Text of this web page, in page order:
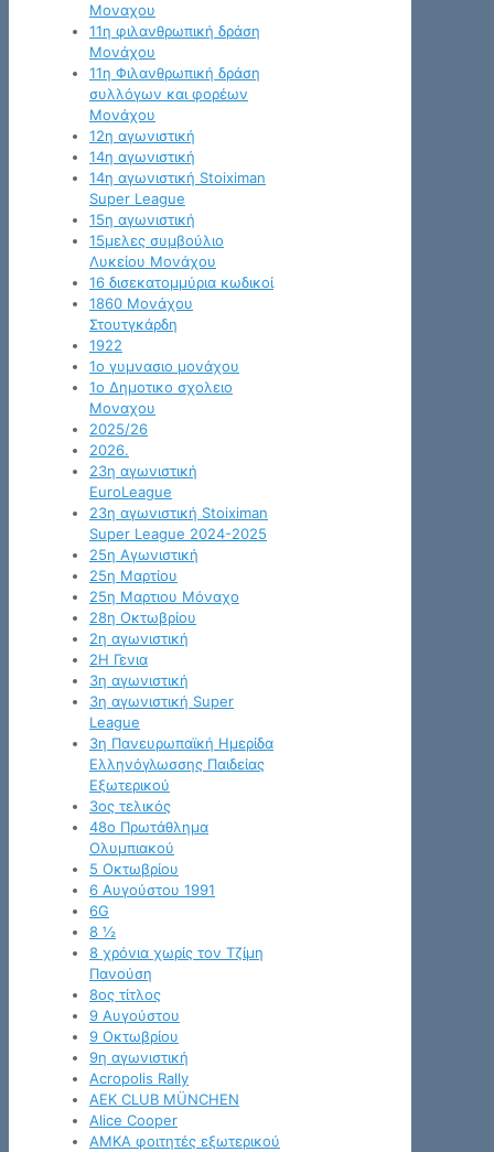
Μοναχου
11η φιλανθρωπική δράση
Μονάχου
11η Φιλανθρωπική δράση
συλλόγων και φορέων
Μονάχου
12η αγωνιστική
14η αγωνιστική
14η αγωνιστική Stoiximan
Super League
15η αγωνιστική
15μελες συμβούλιο
Λυκείου Μονάχου
16 δισεκατομμύρια κωδικοί
1860 Μονάχου
Στουτγκάρδη
1922
1ο γυμνασιο μονάχου
1ο Δημοτικο σχολειο
Μοναχου
2025/26
2026.
23η αγωνιστική
EuroLeague
23η αγωνιστική Stoiximan
Super League 2024-2025
25η Αγωνιστική
25η Μαρτίου
25η Μαρτιου Μόναχο
28η Οκτωβρίου
2η αγωνιστική
2Η Γενια
3η αγωνιστική
3η αγωνιστική Super
League
3η Πανευρωπαϊκή Ημερίδα
Ελληνόγλωσσης Παιδείας
Εξωτερικού
3ος τελικός
48ο Πρωτάθλημα
Ολυμπιακού
5 Οκτωβρίου
6 Αυγούστου 1991
6G
8 ½
8 χρόνια χωρίς τον Τζίμη
Πανούση
8ος τίτλος
9 Αυγούστου
9 Οκτωβρίου
9η αγωνιστική
Acropolis Rally
AEK CLUB MÜNCHEN
Alice Cooper
AMKA φοιτητές εξωτερικού